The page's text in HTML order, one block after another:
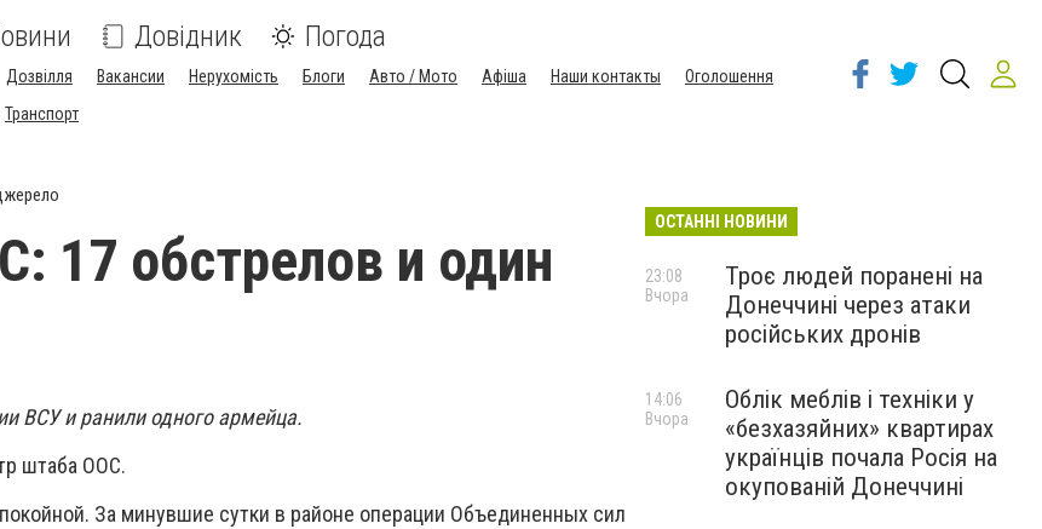
Довідник Погода
Дозвілля Вакансии Нерухомість Блоги Авто / Мото Афіша Наши контакты
Оголошення
Транспорт
17 обстрелов и один
ВСУ и ранили одного армейца.
штаба ООС.
За минувшие сутки в районе операции Объединенных сил
ОСТАННІ НОВИНИ
Троє людей поранені на
Донеччині через атаки
російських дронів
23:08
Вчора
Облік меблів і техніки у
«безхазяйних» квартирах
українців почала Росія на
окупованій Донеччині
14:06
Вчора